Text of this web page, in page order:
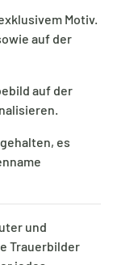
Motiv.
auf der
auf der
es
und
Trauerbilder